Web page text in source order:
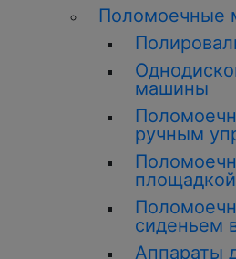
Поломоечные
машины
ручным
сиденьем
Аппараты